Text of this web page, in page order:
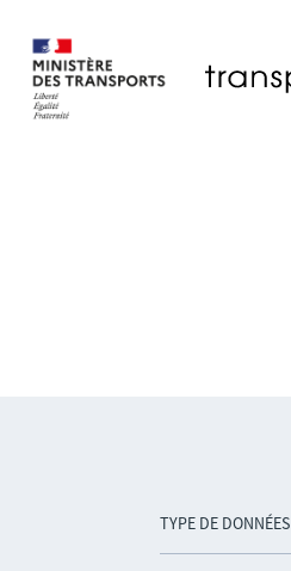
TYPE DE DONNÉES